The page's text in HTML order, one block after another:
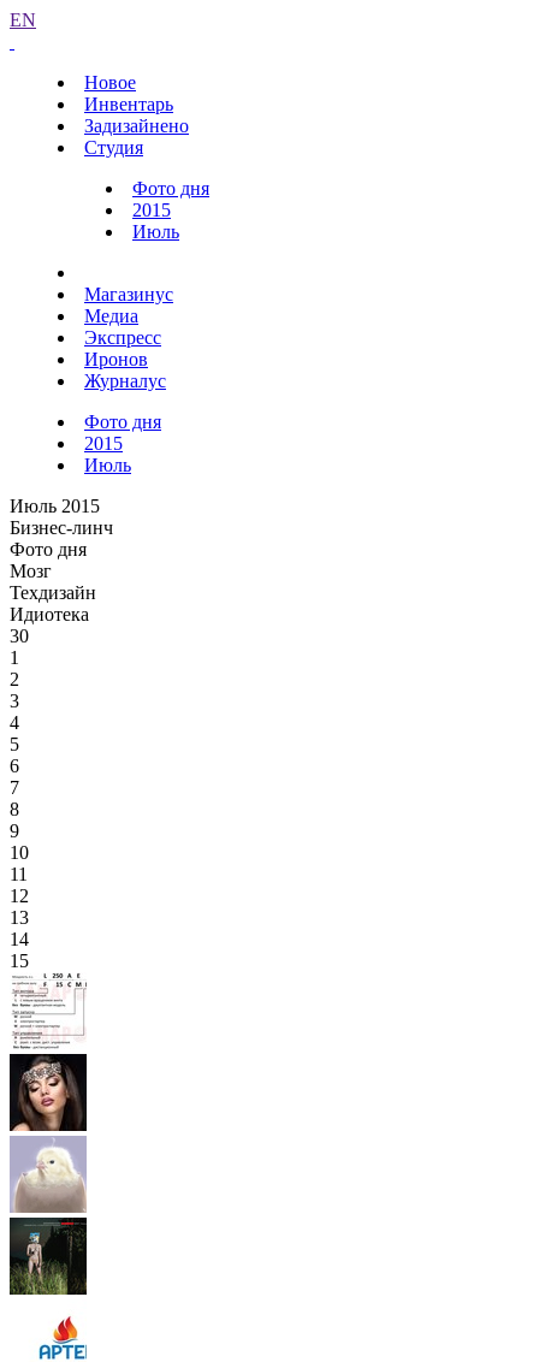
EN
Новое
Инвентарь
Задизайнено
Студия
Фото дня
2015
Июль
Магазинус
Медиа
Экспресс
Иронов
Журналус
Фото дня
2015
Июль
Июль 2015
Бизнес-линч
Фото дня
Мозг
Техдизайн
Идиотека
30
1
2
3
4
5
6
7
8
9
10
11
12
13
14
15